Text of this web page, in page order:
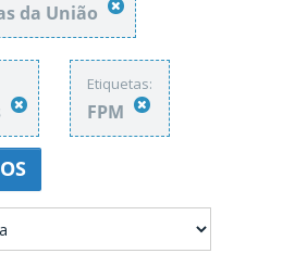
da União
Etiquetas:
FPM